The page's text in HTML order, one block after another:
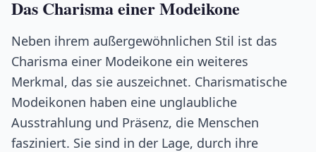
Das Charisma einer Modeikone
Neben ihrem außergewöhnlichen Stil ist das
Charisma einer Modeikone ein weiteres
Merkmal, das sie auszeichnet. Charismatische
Modeikonen haben eine unglaubliche
Ausstrahlung und Präsenz, die Menschen
fasziniert. Sie sind in der Lage, durch ihre